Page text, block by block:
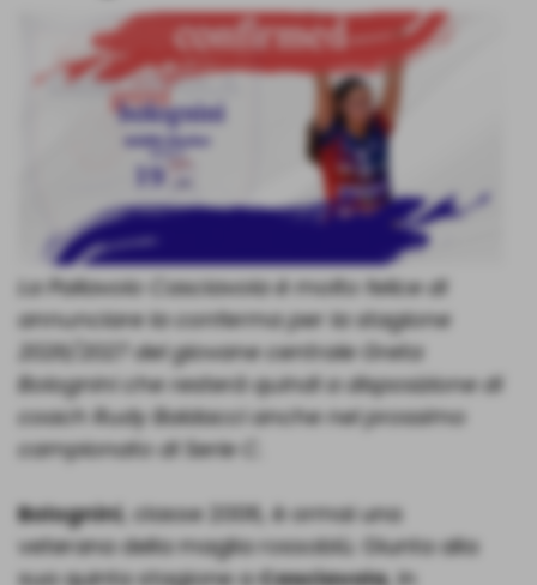
La Pallavolo Casciavola è molto felice di
annunciare la conferma per la stagione
2026/2027 del giovane centrale Greta
Bolognini che resterà quindi a disposizione di
coach Rudy Baldacci anche nel prossimo
campionato di Serie C.
Bolognini, classe 2006, è ormai una
veterana della maglia rossoblù. Giunta alla
sua quinta stagione aCasciavola, in